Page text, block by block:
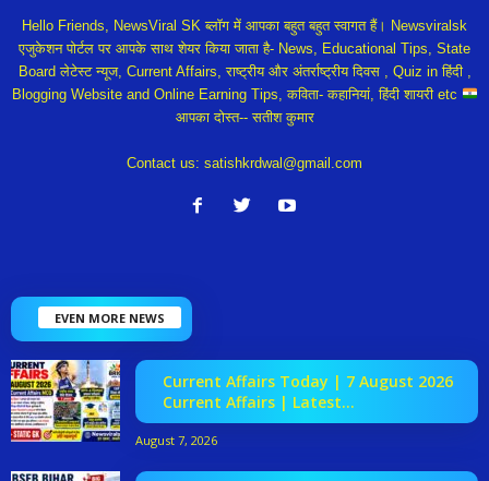
Hello Friends, NewsViral SK ब्लॉग में आपका बहुत बहुत स्वागत हैं। Newsviralsk
एजुकेशन पोर्टल पर आपके साथ शेयर किया जाता है- News, Educational Tips, State
Board लेटेस्ट न्यूज, Current Affairs, राष्ट्रीय और अंतर्राष्ट्रीय दिवस , Quiz in हिंदी ,
Blogging Website and Online Earning Tips, कविता- कहानियां, हिंदी शायरी etc
आपका दोस्त-- सतीश कुमार
Contact us: satishkrdwal@gmail.com
EVEN MORE NEWS
Current Affairs Today | 7 August 2026
Current Affairs | Latest...
August 7, 2026